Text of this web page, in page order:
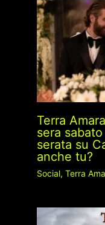
Terra
sera
serata su
anche tu?
Social, Terra